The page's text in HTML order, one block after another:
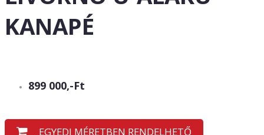
KANAPÉ
899 000,-Ft
EGYEDI MÉRETBEN RENDELHETŐ